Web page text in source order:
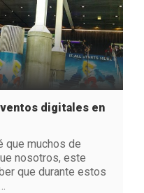
digitales en
que muchos de
nosotros, este
que durante estos